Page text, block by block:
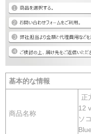
基本的な情報
商品名称
正
12
ソ